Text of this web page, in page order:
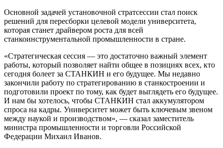
Основной задачей установочной стратсессии стал поиск
решений для пересборки целевой модели университета,
которая станет драйвером роста для всей
станкоинструментальной промышленности в стране.
«Стратегическая сессия — это достаточно важный элемент
работы, который позволяет найти общее в позициях всех, кто
сегодня болеет за СТАНКИН и его будущее. Мы недавно
закончили работу по стратегированию в станкостроении и
подготовили проект по тому, как будет выглядеть его будущее.
И нам бы хотелось, чтобы СТАНКИН стал аккумулятором
спроса на кадры. Университет может быть ключевым звеном
между наукой и производством», — сказал заместитель
министра промышленности и торговли Российской
Федерации Михаил Иванов.